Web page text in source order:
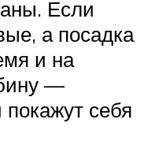
Если
а посадка
и на
—
себя